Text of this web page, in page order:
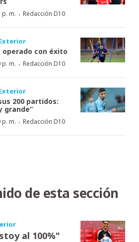
m. · Redacción D10
operado con éxito
m. · Redacción D10
200 partidos:
grande”
m. · Redacción D10
de esta sección
al 100%"